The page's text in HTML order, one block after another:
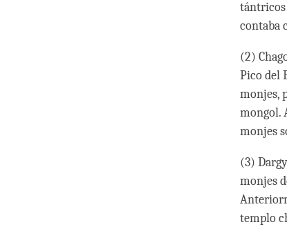
tántricos
contaba
(2)
Pico del
monjes,
mongol.
monjes
(3)
monjes
templo